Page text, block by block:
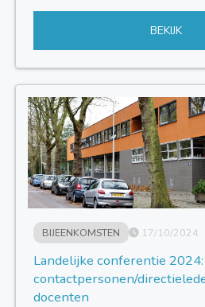
BEKIJK
BIJEENKOMSTEN 17/10/2024
Landelijke conferentie
contactpersonen/
docenten